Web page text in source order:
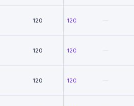
120 120
120 120
120 120
—
—
—